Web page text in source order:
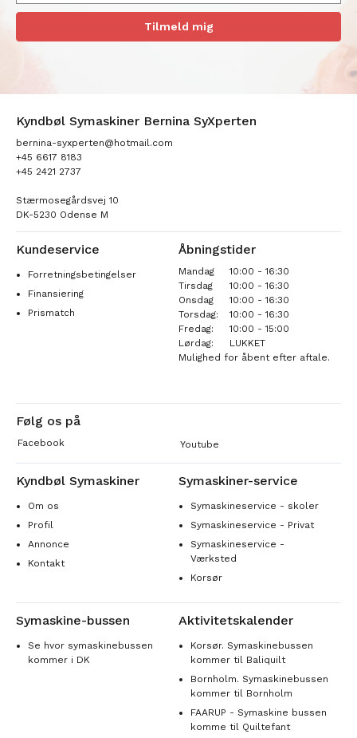
Tilmeld mig
Kyndbøl Symaskiner Bernina SyXperten
bernina-syxperten@hotmail.com
+45 6617 8183
+45 2421 2737
Stærmosegårdsvej 10
DK-5230 Odense M
Kundeservice
Forretningsbetingelser
Finansiering
Prismatch
Åbningstider
Mandag
10:00 - 16:30
Tirsdag
10:00 - 16:30
Onsdag
10:00 - 16:30
Torsdag:
10:00 - 16:30
Fredag:
10:00 - 15:00
Lørdag:
LUKKET
Mulighed for åbent efter aftale.
Følg os på
Facebook Youtube
Kyndbøl Symaskiner
Om os
Profil
Annonce
Kontakt
Symaskiner-service
Symaskineservice - skoler
Symaskineservice - Privat
Symaskineservice -
Værksted
Korsør
Symaskine-bussen
Se hvor symaskinebussen
kommer i DK
Aktivitetskalender
Korsør. Symaskinebussen
kommer til Baliquilt
Bornholm. Symaskinebussen
kommer til Bornholm
FAARUP - Symaskine bussen
komme til Quiltefant